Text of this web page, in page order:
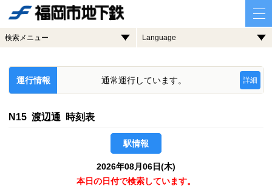
検索メニュー Language
運行情報 通常運行しています。 詳細
N15 渡辺通 時刻表
駅情報
2026年08月06日(木)
本日の日付で検索しています。